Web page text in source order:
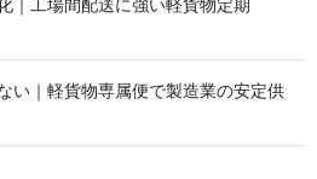
い｜軽貨物専属便で製造業の安定供